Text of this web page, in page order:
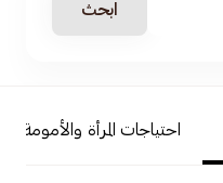
ابحث
احتياجات المرأة والأمومة